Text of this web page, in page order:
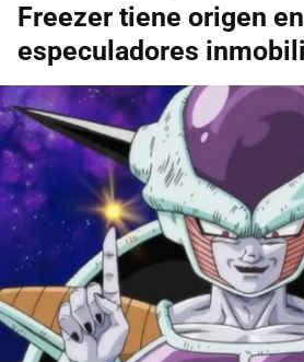
Freezer tiene origen
especuladores